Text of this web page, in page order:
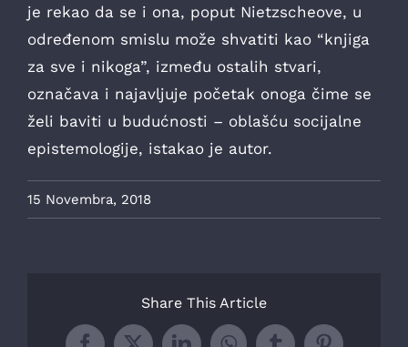
je rekao da se i ona, poput Nietzscheove, u
određenom smislu može shvatiti kao “knjiga
za sve i nikoga”, između ostalih stvari,
označava i najavljuje početak onoga čime se
želi baviti u budućnosti – oblašću socijalne
epistemologije, istakao je autor.
15 Novembra, 2018
Share This Article